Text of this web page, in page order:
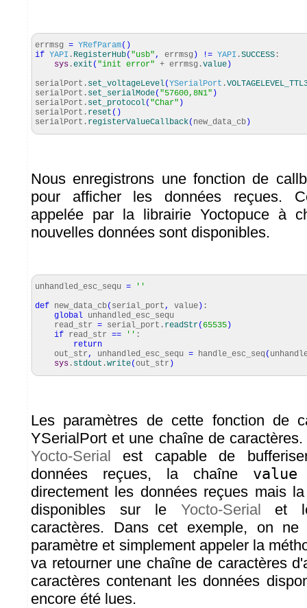
errmsg = YRefParam( )
if YAPI . RegisterHub( "usb", errmsg ) != YAPI .SUCCESS :
sys .exit ( "init error" + errmsg.value )
serialPort. set_voltageLevel(YSerialPort .
serialPort. set_serialMode( "57600,8N1" )
serialPort. set_protocol( "Char" )
serialPort. reset ( )
serialPort. registerValueCallback( new_data_cb )
Nous enregistrons une fonction de
pour afficher les données reçues.
appelée par la librairie Yoctopuce à
nouvelles données sont disponibles.
unhandled_esc_sequ =
''
def new_data_cb( serial_port, value ) :
global unhandled_esc_sequ
read_str = serial_port. readStr( 65535 )
if read_str == '' :
return
out_str, unhandled_esc_sequ = handle_esc_seq (
sys . stdout .write(out_str )
Les paramètres de cette fonction de
YSerialPort et une chaîne de
Yocto-Serial est capable de
données reçues, la chaîne value
directement les données reçues mais
disponibles sur le Yocto-Serial et
caractères. Dans cet exemple, on
paramètre et simplement appeler la
va retourner une chaîne de caractères
caractères contenant les données
encore été lues.